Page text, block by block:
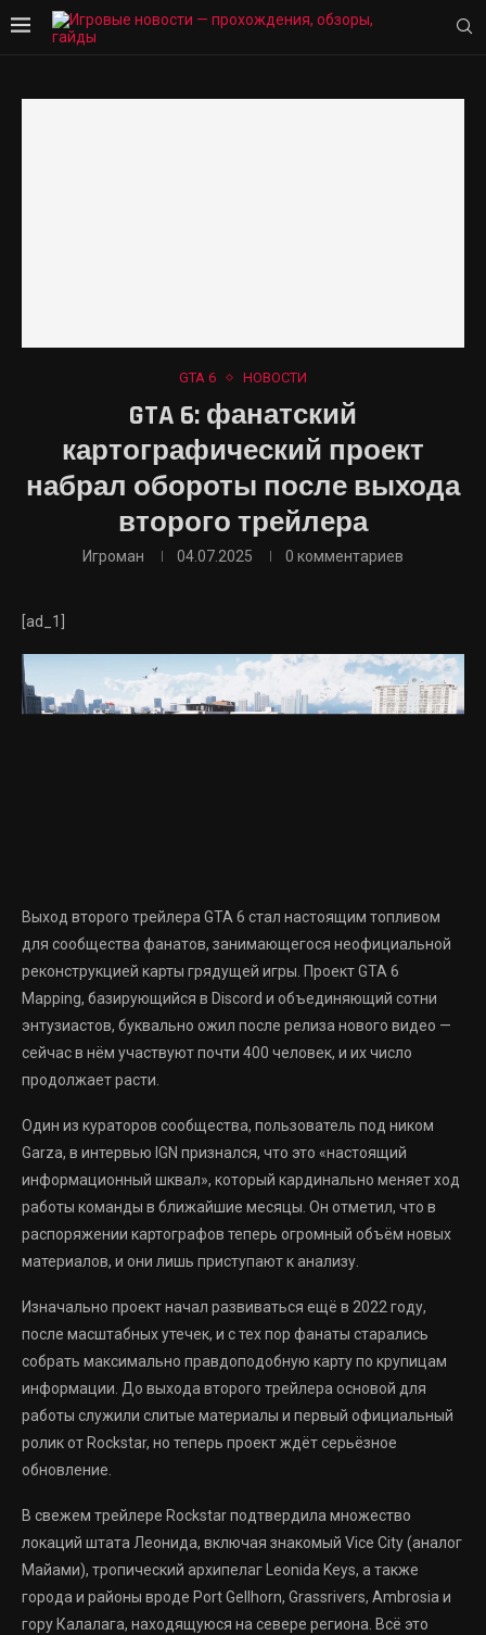
GTA 6 НОВОСТИ
GTA 6: фанатский
картографический проект
набрал обороты после выхода
второго трейлера
Игроман 04.07.2025 0 комментариев
[ad_1]
Выход второго трейлера GTA 6 стал настоящим топливом
для сообщества фанатов, занимающегося неофициальной
реконструкцией карты грядущей игры. Проект GTA 6
Mapping, базирующийся в Discord и объединяющий сотни
энтузиастов, буквально ожил после релиза нового видео —
сейчас в нём участвуют почти 400 человек, и их число
продолжает расти.
Один из кураторов сообщества, пользователь под ником
Garza, в интервью IGN признался, что это «настоящий
информационный шквал», который кардинально меняет ход
работы команды в ближайшие месяцы. Он отметил, что в
распоряжении картографов теперь огромный объём новых
материалов, и они лишь приступают к анализу.
Изначально проект начал развиваться ещё в 2022 году,
после масштабных утечек, и с тех пор фанаты старались
собрать максимально правдоподобную карту по крупицам
информации. До выхода второго трейлера основой для
работы служили слитые материалы и первый официальный
ролик от Rockstar, но теперь проект ждёт серьёзное
обновление.
В свежем трейлере Rockstar подтвердила множество
локаций штата Леонида, включая знакомый Vice City (аналог
Майами), тропический архипелаг Leonida Keys, а также
города и районы вроде Port Gellhorn, Grassrivers, Ambrosia и
гору Калалага, находящуюся на севере региона. Всё это